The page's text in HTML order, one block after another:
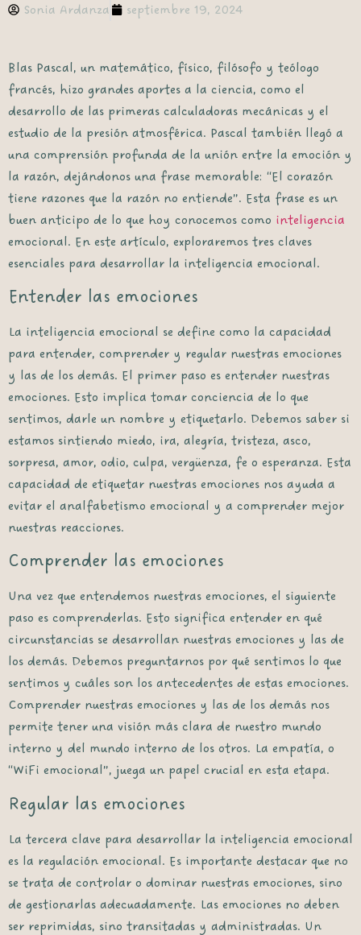
Sonia Ardanza septiembre 19, 2024
Blas Pascal, un matemático, físico, filósofo y teólogo
francés, hizo grandes aportes a la ciencia, como el
desarrollo de las primeras calculadoras mecánicas y el
estudio de la presión atmosférica. Pascal también llegó a
una comprensión profunda de la unión entre la emoción y
la razón, dejándonos una frase memorable: “El corazón
tiene razones que la razón no entiende”. Esta frase es un
buen anticipo de lo que hoy conocemos como inteligencia
emocional. En este artículo, exploraremos tres claves
esenciales para desarrollar la inteligencia emocional.
Entender las emociones
La inteligencia emocional se define como la capacidad
para entender, comprender y regular nuestras emociones
y las de los demás. El primer paso es entender nuestras
emociones. Esto implica tomar conciencia de lo que
sentimos, darle un nombre y etiquetarlo. Debemos saber si
estamos sintiendo miedo, ira, alegría, tristeza, asco,
sorpresa, amor, odio, culpa, vergüenza, fe o esperanza. Esta
capacidad de etiquetar nuestras emociones nos ayuda a
evitar el analfabetismo emocional y a comprender mejor
nuestras reacciones.
Comprender las emociones
Una vez que entendemos nuestras emociones, el siguiente
paso es comprenderlas. Esto significa entender en qué
circunstancias se desarrollan nuestras emociones y las de
los demás. Debemos preguntarnos por qué sentimos lo que
sentimos y cuáles son los antecedentes de estas emociones.
Comprender nuestras emociones y las de los demás nos
permite tener una visión más clara de nuestro mundo
interno y del mundo interno de los otros. La empatía, o
“WiFi emocional”, juega un papel crucial en esta etapa.
Regular las emociones
La tercera clave para desarrollar la inteligencia emocional
es la regulación emocional. Es importante destacar que no
se trata de controlar o dominar nuestras emociones, sino
de gestionarlas adecuadamente. Las emociones no deben
ser reprimidas, sino transitadas y administradas. Un